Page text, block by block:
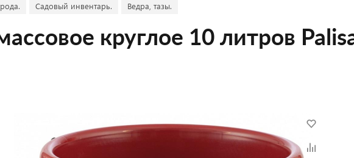
Садовый инвентарь. Ведра, тазы.
круглое 10 литров